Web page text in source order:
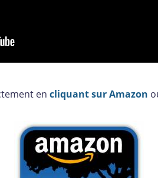
en cliquant sur Amazon